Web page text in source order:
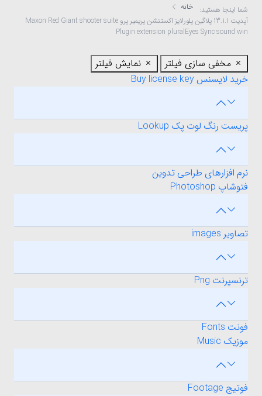
شما اینجا هستید:
خانه
آپدیت 13.1.1 پلاگین پلورلایز اکستنشن پریمیر پرو Maxon Red Giant shooter suite
Plugin extension pluralEyes Sync sound win
مخفی سازی فیلتر
نمایش فیلتر
خرید لایسنس Buy license key
پریست رنگ لوت پک Lookup
نرم افزارهای طراحی تدوین
فتوشاپ Photoshop
تصاویر images
ترنسپرنت Png
فونت Fonts
موزیک Music
فوتیج Footage